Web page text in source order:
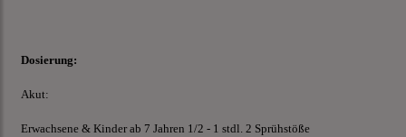
Dosierung:
Akut:
Erwachsene & Kinder ab 7 Jahren 1/2 - 1 stdl. 2 Sprühstöße